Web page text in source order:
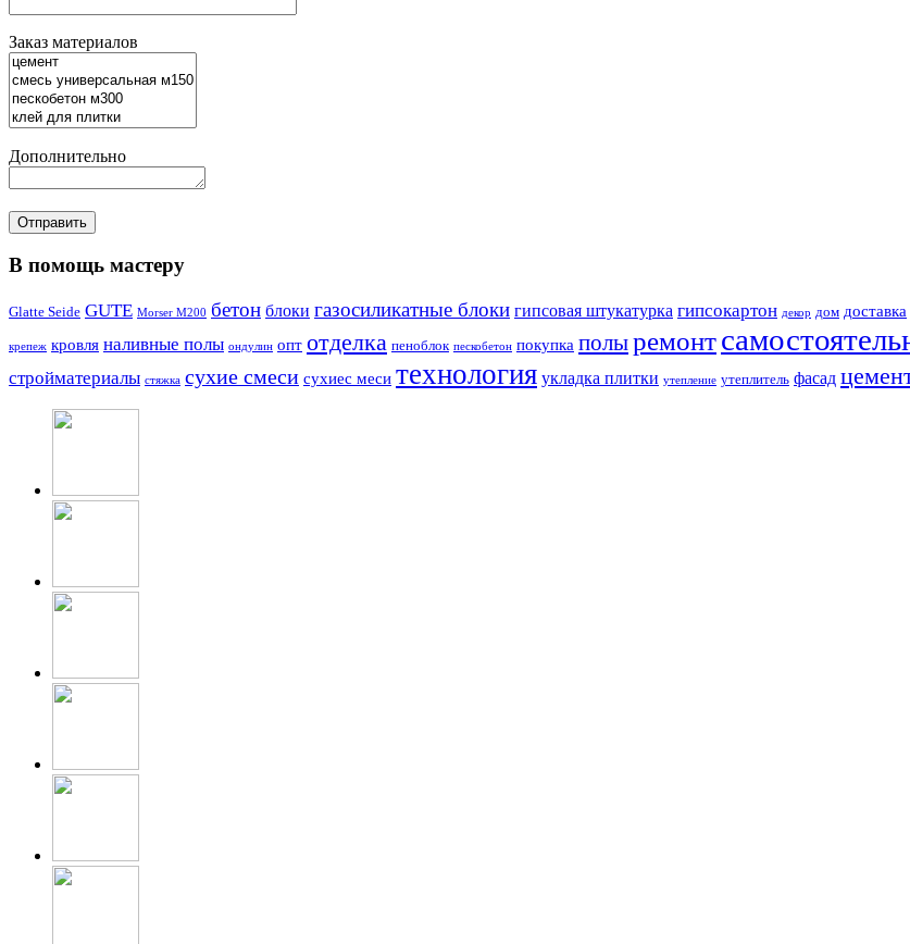
Заказ материалов
Дополнительно
В помощь мастеру
Glatte Seide GUTE Morser M200 бетон блоки газосиликатные блоки гипсовая штукатурка гипсокартон декор дом доставка
крепеж кровля наливные полы ондулин опт отделка пеноблок пескобетон покупка полыремонт
стройматериалы стяжка сухие смеси сухиес меси технология укладка плитки утепление утеплитель фасад